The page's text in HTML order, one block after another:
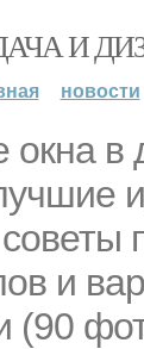
И
новости
окна в
и
(90